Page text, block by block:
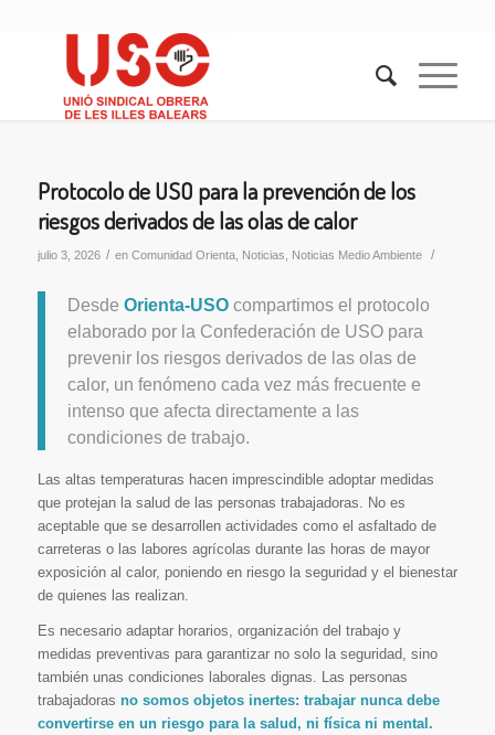
Protocolo de USO para la prevención de los
riesgos derivados de las olas de calor
julio 3, 2026 / en Comunidad Orienta, Noticias Noticias Medio Ambiente /
Desde Orienta-USOcompartimos el protocolo
elaborado por la Confederación de USO para
prevenir los riesgos derivados de las olas de
calor, un fenómeno cada vez más frecuente e
intenso que afecta directamente a las
condiciones de trabajo.
Las altas temperaturas hacen imprescindible adoptar medidas
que protejan la salud de las personas trabajadoras. No es
aceptable que se desarrollen actividades como el asfaltado de
carreteras o las labores agrícolas durante las horas de mayor
exposición al calor, poniendo en riesgo la seguridad y el bienestar
de quienes las realizan.
Es necesario adaptar horarios, organización del trabajo y
medidas preventivas para garantizar no solo la seguridad, sino
también unas condiciones laborales dignas. Las personas
trabajadoras no somos objetos inertes: trabajar nunca debe
convertirse en un riesgo para la salud, ni física ni mental.